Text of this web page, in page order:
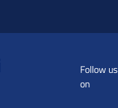
Follow us
on